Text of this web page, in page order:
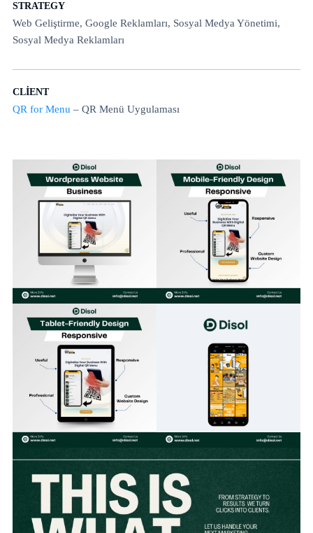
STRATEGY
Web Geliştirme, Google Reklamları, Sosyal Medya Yönetimi,
Sosyal Medya Reklamları
CLIENT
QR for Menu – QR Menü Uygulaması